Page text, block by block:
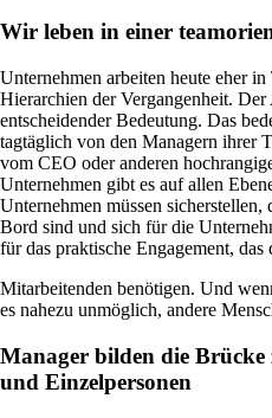
Wir leben in einer
Unternehmen arbeiten heute eher in
Hierarchien der Vergangenheit.
entscheidender Bedeutung. Das
tagtäglich von den Managern ihrer
vom CEO oder anderen
Unternehmen gibt es auf allen
Unternehmen müssen sicherstellen,
Bord sind und sich für die
für das praktische Engagement, das
Mitarbeitenden benötigen. Und
es nahezu unmöglich, andere
Manager bilden die Brücke
und Einzelpersonen